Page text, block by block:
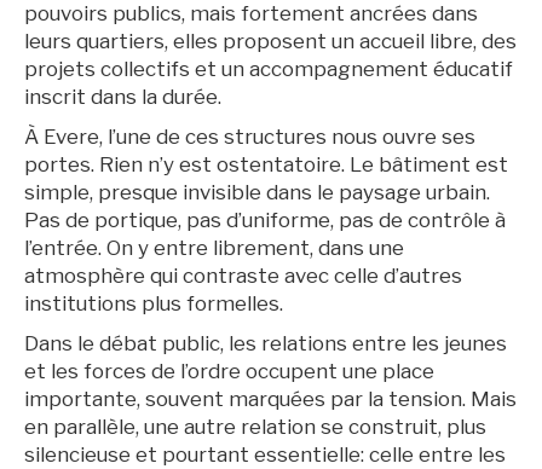
pouvoirs publics, mais fortement ancrées dans
leurs quartiers, elles proposent un accueil libre, des
projets collectifs et un accompagnement éducatif
inscrit dans la durée.
À Evere, l’une de ces structures nous ouvre ses
portes. Rien n’y est ostentatoire. Le bâtiment est
simple, presque invisible dans le paysage urbain.
Pas de portique, pas d’uniforme, pas de contrôle à
l’entrée. On y entre librement, dans une
atmosphère qui contraste avec celle d’autres
institutions plus formelles.
Dans le débat public, les relations entre les jeunes
et les forces de l’ordre occupent une place
importante, souvent marquées par la tension. Mais
en parallèle, une autre relation se construit, plus
silencieuse et pourtant essentielle: celle entre les